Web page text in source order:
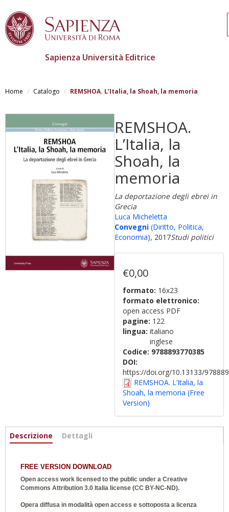
contenuto
Sapienza Università Editrice
Home Catalogo REMSHOA. L’Italia, la Shoah, la memoria
REMSHOA.
L’Italia, la
Shoah, la
memoria
La deportazione degli ebrei in
Grecia
Luca Micheletta
Convegni (Diritto, Politica,
Economia), 2017Studi politici
€0,00
formato: 16x23
formato elettronico:
open access PDF
pagine: 122
lingua: italiano
inglese
Codice: 9788893770385
DOI:
https://doi.org/10.13133/
REMSHOA. L’Italia, la
Shoah, la memoria (Free
Version)
Informazioni
Descrizione (scheda
Dettagli
FREE VERSION DOWNLOAD
Open access work licensed to the public under a Creative
Commons Attribution 3.0 Italia license (CC BY-NC-ND).
Opera diffusa in modalità open access e sottoposta a licenza